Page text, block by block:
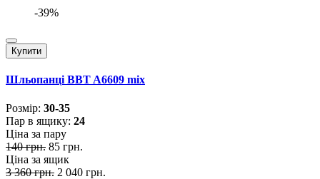
-39%
Купити
Шльопанці BBT A6609 mix
Розмiр: 30-35
Пар в ящику: 24
Ціна за пару
140 грн. 85 грн.
Ціна за ящик
3 360 грн. 2 040 грн.